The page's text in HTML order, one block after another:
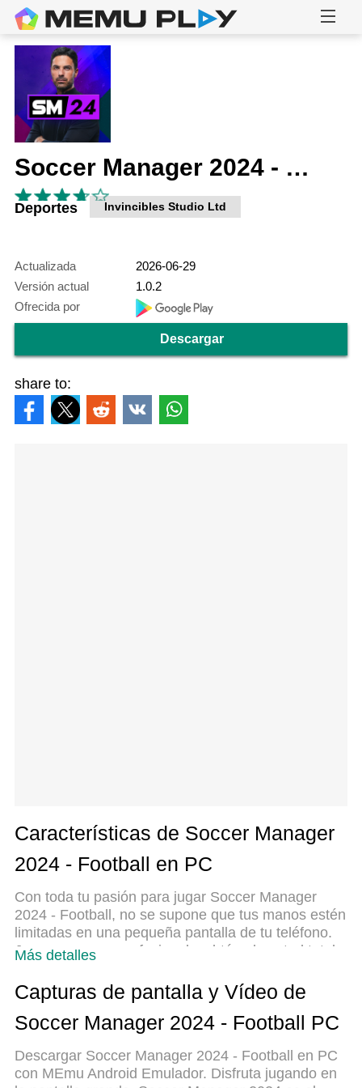
Soccer Manager 2024 - Football
Deportes Invincibles Studio Ltd
Actualizada
2026-06-29
Versión actual
1.0.2
Ofrecida por
Descargar
share to:
Características de Soccer Manager
2024 - Football en PC
Con toda tu pasión para jugar Soccer Manager
2024 - Football, no se supone que tus manos estén
limitadas en una pequeña pantalla de tu teléfono.
Juega como un profesional y obtén el control total
ofrece todas las cosas que espera. Descargar y
jugar Soccer Manager 2024 - Football en PC.
Juega todo el tiempo que quieras, sin más
molestas. El nuevo MEmu 9 es la mejor opción
para jugar Soccer Manager 2024 - Football en PC.
Más detalles
Capturas de pantalla y Vídeo de
Soccer Manager 2024 - Football PC
Descargar Soccer Manager 2024 - Football en PC
con MEmu Android Emulador. Disfruta jugando en